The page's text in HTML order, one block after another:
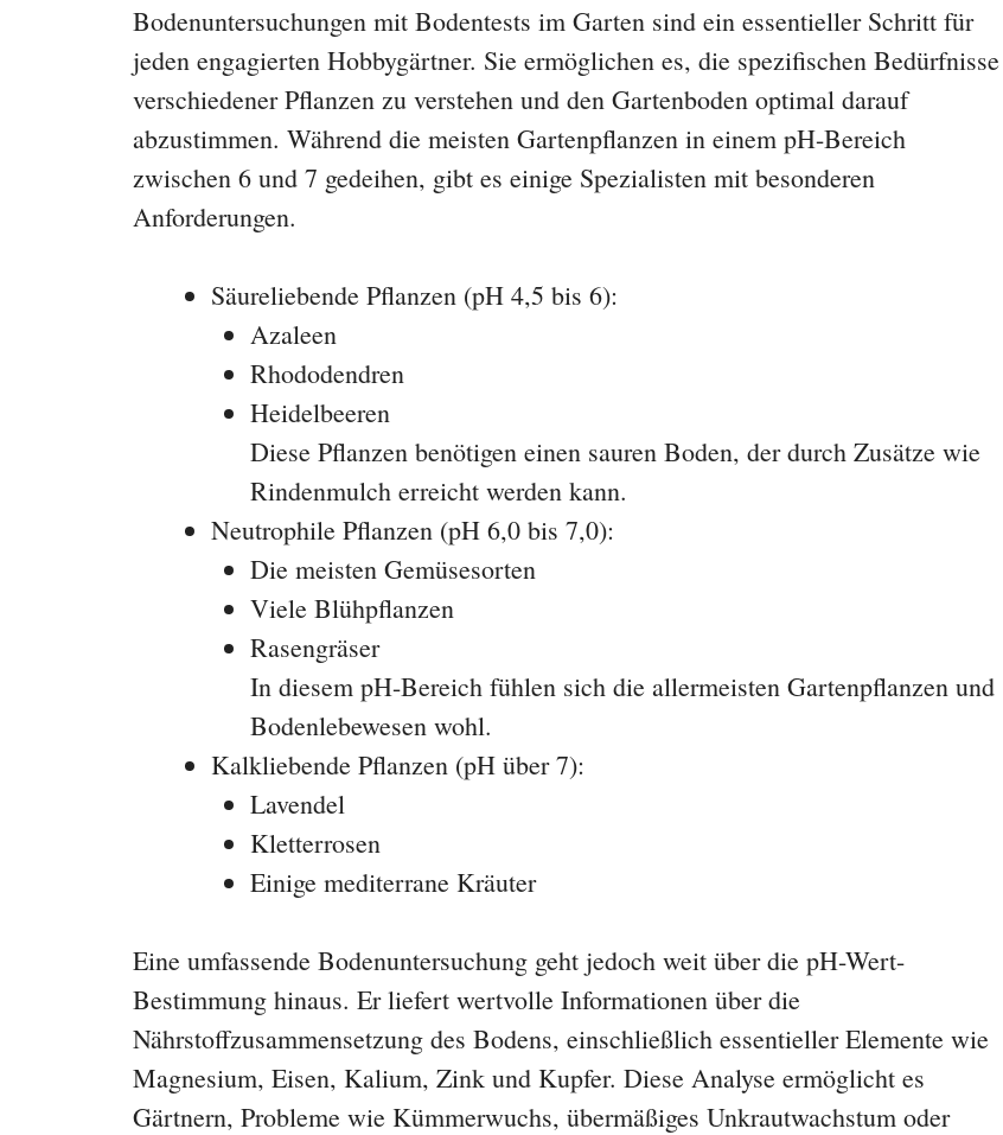
Bodenuntersuchungen mit Bodentests im Garten sind ein essentieller Schritt für
jeden engagierten Hobbygärtner. Sie ermöglichen es, die spezifischen Bedürfnisse
verschiedener Pflanzen zu verstehen und den Gartenboden optimal darauf
abzustimmen. Während die meisten Gartenpflanzen in einem pH-Bereich
zwischen 6 und 7 gedeihen, gibt es einige Spezialisten mit besonderen
Anforderungen.
Säureliebende Pflanzen (pH 4,5 bis 6):
Azaleen
Rhododendren
Heidelbeeren
Diese Pflanzen benötigen einen sauren Boden, der durch Zusätze wie
Rindenmulch erreicht werden kann.
Neutrophile Pflanzen (pH 6,0 bis 7,0):
Die meisten Gemüsesorten
Viele Blühpflanzen
Rasengräser
In diesem pH-Bereich fühlen sich die allermeisten Gartenpflanzen und
Bodenlebewesen wohl.
Kalkliebende Pflanzen (pH über 7):
Lavendel
Kletterrosen
Einige mediterrane Kräuter
Eine umfassende Bodenuntersuchung geht jedoch weit über die pH-Wert-
Bestimmung hinaus. Er liefert wertvolle Informationen über die
Nährstoffzusammensetzung des Bodens, einschließlich essentieller Elemente wie
Magnesium, Eisen, Kalium, Zink und Kupfer. Diese Analyse ermöglicht es
Gärtnern, Probleme wie Kümmerwuchs, übermäßiges Unkrautwachstum oder